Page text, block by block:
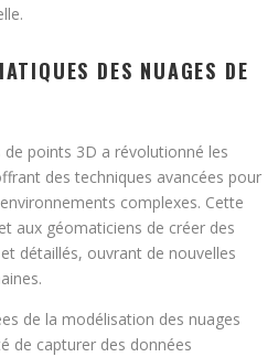
DES NUAGES DE
points 3D a révolutionné les
des techniques avancées pour
complexes. Cette
aux géomaticiens de créer des
détaillés, ouvrant de nouvelles
de la modélisation des nuages
de capturer des données